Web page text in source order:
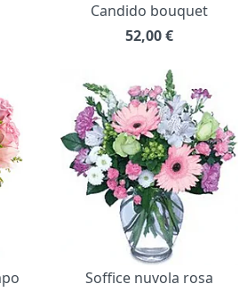
Candido bouquet
52,00€
Soffice nuvola rosa